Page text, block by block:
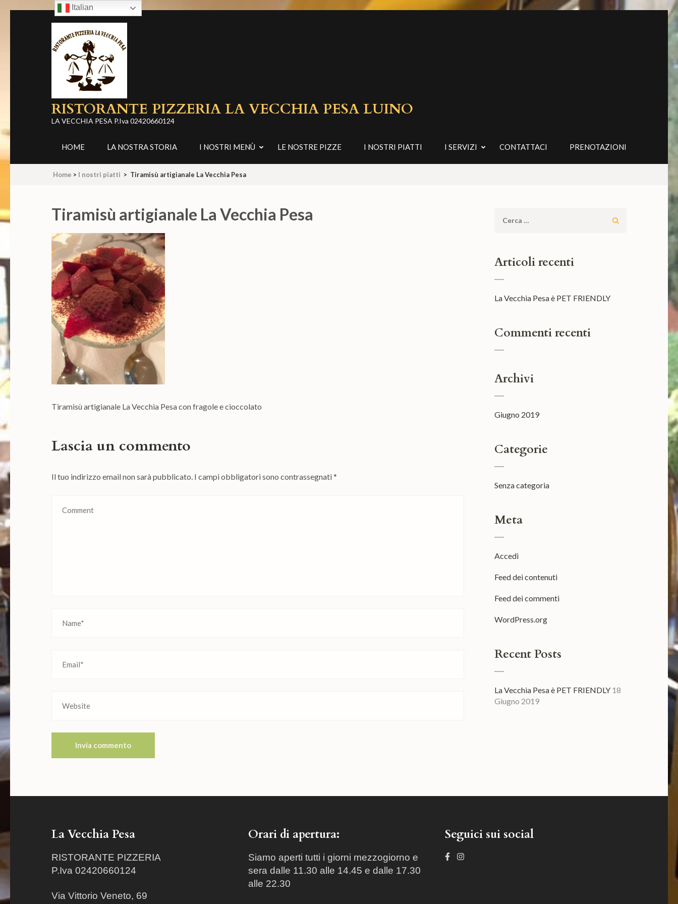
RISTORANTE PIZZERIA LA VECCHIA PESA LUINO
LA VECCHIA PESA P.Iva 02420660124
HOME LA NOSTRA STORIA I NOSTRI MENÙ LE NOSTRE PIZZE I NOSTRI PIATTI I SERVIZI CONTATTACI PRENOTAZIONI
Home > I nostri piatti > Tiramisù artigianale La Vecchia Pesa
Tiramisù artigianale La Vecchia Pesa
Tiramisù artigianale La Vecchia Pesa con fragole e cioccolato
Lascia un commento
Il tuo indirizzo email non sarà pubblicato. I campi obbligatori sono contrassegnati*
Ricerca
Articoli recenti
La Vecchia Pesa è PET FRIENDLY
Commenti recenti
Archivi
Giugno 2019
Categorie
Senza categoria
Meta
Accedi
Feed dei contenuti
Feed dei commenti
WordPress.org
Recent Posts
La Vecchia Pesa è PET FRIENDLY 18
Giugno 2019
La Vecchia Pesa
RISTORANTE PIZZERIA
P.Iva 02420660124
Via Vittorio Veneto, 69
Orari di apertura:
Siamo aperti tutti i giorni mezzogiorno e
sera dalle 11.30 alle 14.45 e dalle 17.30
alle 22.30
Seguici sui social
Italian